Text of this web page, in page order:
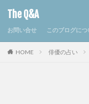
The Q&A
お問い合せ このブログにつ
HOME 俳優の占い